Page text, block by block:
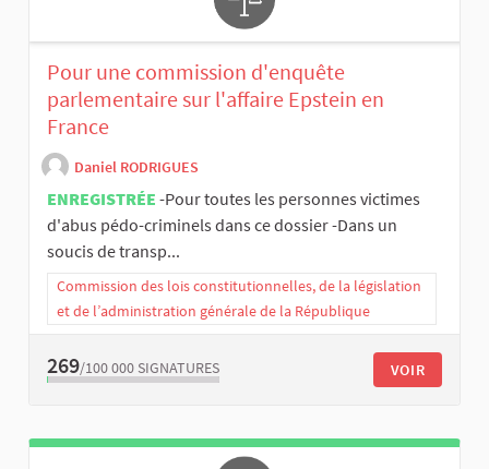
Pour une commission d'enquête
parlementaire sur l'affaire Epstein en
France
Daniel RODRIGUES
ENREGISTRÉE -Pour toutes les personnes victimes
d'abus pédo-criminels dans ce dossier -Dans un
soucis de transp...
Commission des lois constitutionnelles, de la législation
et de l’administration générale de la République
269/100 000 SIGNATURES VOIR